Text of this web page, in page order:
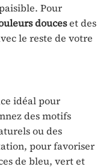
Pour
douceset des
le reste de votre
idéal pour
des motifs
ou des
pour favoriser
de bleu, vert et